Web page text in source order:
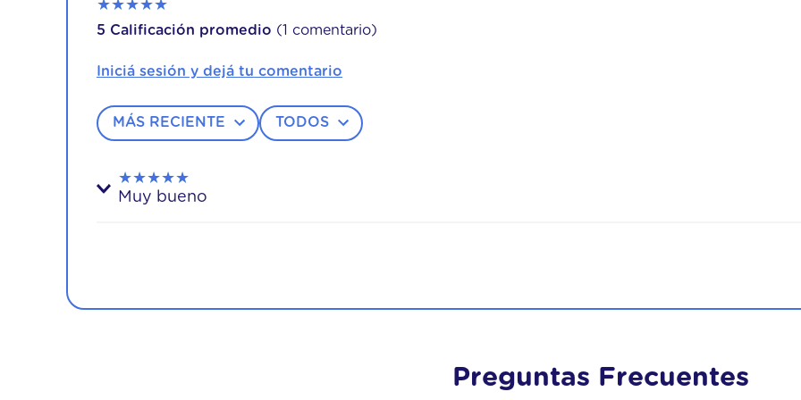
★★★★★
5 Calificación promedio (1 comentario)
MÁS RECIENTE TODOS
★★★★★
Muy bueno
Preguntas Frecuentes